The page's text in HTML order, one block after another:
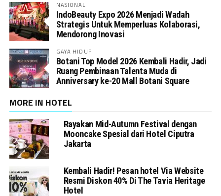
NASIONAL
IndoBeauty Expo 2026 Menjadi Wadah
Strategis Untuk Memperluas Kolaborasi,
Mendorong Inovasi
GAYA HIDUP
Botani Top Model 2026 Kembali Hadir, Jadi
Ruang Pembinaan Talenta Muda di
Anniversary ke-20 Mall Botani Square
MORE IN HOTEL
Rayakan Mid-Autumn Festival dengan
Mooncake Spesial dari Hotel Ciputra
Jakarta
Kembali Hadir! Pesan hotel Via Website
Resmi Diskon 40% Di The Tavia Heritage
Hotel